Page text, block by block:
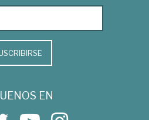
EN